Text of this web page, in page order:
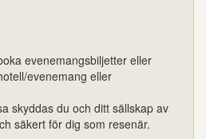
evenemangsbiljetter eller
evenemang eller
skyddas du och ditt sällskap av
säkert för dig som resenär.